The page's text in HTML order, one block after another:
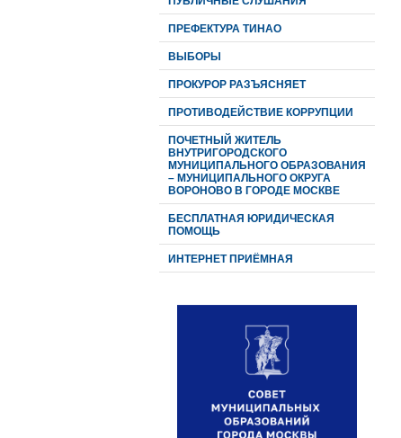
ПРЕФЕКТУРА ТИНАО
ВЫБОРЫ
ПРОКУРОР РАЗЪЯСНЯЕТ
ПРОТИВОДЕЙСТВИЕ КОРРУПЦИИ
ПОЧЕТНЫЙ ЖИТЕЛЬ
ВНУТРИГОРОДСКОГО
МУНИЦИПАЛЬНОГО ОБРАЗОВАНИЯ
– МУНИЦИПАЛЬНОГО ОКРУГА
ВОРОНОВО В ГОРОДЕ МОСКВЕ
БЕСПЛАТНАЯ ЮРИДИЧЕСКАЯ
ПОМОЩЬ
ИНТЕРНЕТ ПРИЁМНАЯ